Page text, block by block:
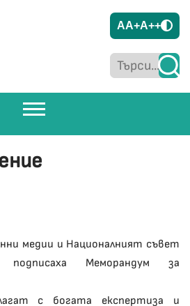
AA+A++
медии и Националният съвет
подписаха Меморандум за
с богата експертиза и